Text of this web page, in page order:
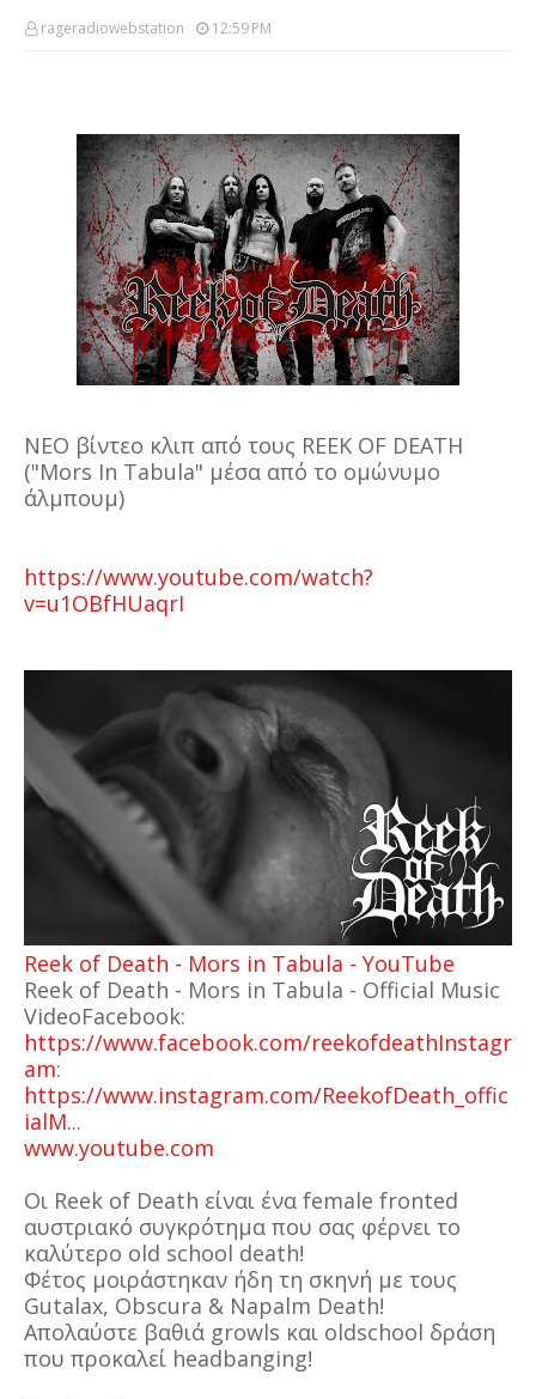
rageradiowebstation 12:59 PM
NEΟ βίντεο κλιπ από τους REEK OF DEATH
("Mors In Tabula" μέσα από το ομώνυμο
άλμπουμ)
https://www.youtube.com/watch?
v=u1OBfHUaqrI
Reek of Death - Mors in Tabula - YouTube
Reek of Death - Mors in Tabula - Official Music
VideoFacebook:
https://www.facebook.com/reekofdeathInstagr
am:
https://www.instagram.com/ReekofDeath_offic
ialM...
www.youtube.com
Οι Reek of Death είναι ένα female fronted
αυστριακό συγκρότημα που σας φέρνει το
καλύτερο old school death!
Φέτος μοιράστηκαν ήδη τη σκηνή με τους
Gutalax, Obscura & Napalm Death!
Απολαύστε βαθιά growls και oldschool δράση
που προκαλεί headbanging!